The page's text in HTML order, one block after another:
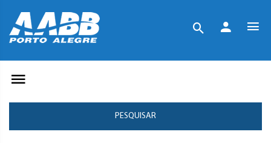
PESQUISAR